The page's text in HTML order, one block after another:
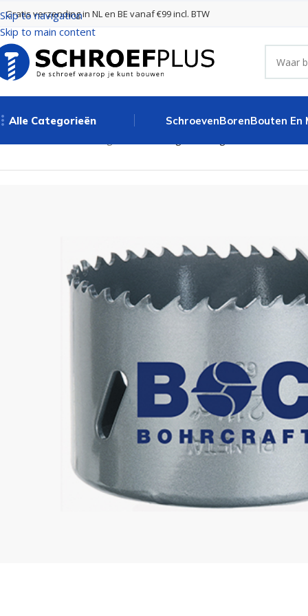
Skip to navigation
Skip to main content
Gratis verzending in NL en BE vanaf €99 incl. BTW
Alle Categorieën SchroevenBorenBouten En